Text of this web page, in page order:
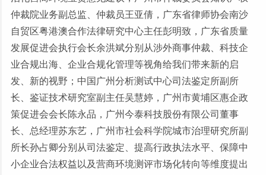
仲裁院业务副总监、仲裁员王亚倩，广东省律师协会南沙
自贸区粤港澳合作法律研究中心主任彭明致，广东省质量
发展促进会执行会长余洪斌分别从涉外商事仲裁、科技企
业合规出海、企业合规化管理等视角给我们带来新的启
发、新的视野；中国广州分析测试中心司法鉴定所副所
长、鉴证技术研究室副主任吴慧婷，广州市黄埔区惠企政
策促进会会长陈永品，广州今泰科技股份有限公司董事
长、总经理苏东艺，广州市社会科学院城市治理研究所副
所长孙占卿分别从司法鉴定、提高行政执法水平、保障中
小企业合法权益以及营商环境测评市场化转向等维度提出